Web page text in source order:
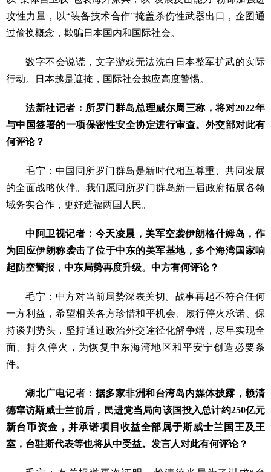
攻性力量，以“装备技术合作”掩盖杀伤性武器出口，企图通
过偷换概念，欺骗日本国内和国际社会。
数字不会说谎，文字游戏无法洗白日本整军扩武的实际
行动。日本越是遮掩，国际社会越应高度警惕。
法新社记者：所罗门群岛总理威尔周三称，将对2022年
与中国签署的一项保密性安全协定进行审查。外交部对此有
何评论？
毛宁：中国同所罗门群岛是新时代相互尊重、共同发展
的全面战略伙伴。我们愿同所罗门群岛新一届政府拓展各领
域务实合作，更好造福两国人民。
中阿卫视记者：今天凌晨，美军空袭伊朗格什姆岛，作
为回应伊朗称袭击了位于中东的美军基地，多个海湾国家响
起防空警报，中东局势再度升级。中方有何评论？
毛宁：中方对当前局势深表关切。战事再起不符合任何
一方利益，希望相关各方珍惜和平机会、履行停火承诺、保
持谈判势头，坚持通过政治外交途径化解争端，尽早实现全
面、持久停火，为恢复中东海湾地区和平安宁创造必要条
件。
湖北广电记者：据多家非洲和台湾岛内媒体披露，赖清
德窜访斯威士兰前后，民进党当局向该国投入总计约250亿元
新台币资金，并承诺项目收益全部属于斯威士兰国王及王
室，台驻斯代表等也将从中受益。发言人对此有何评论？